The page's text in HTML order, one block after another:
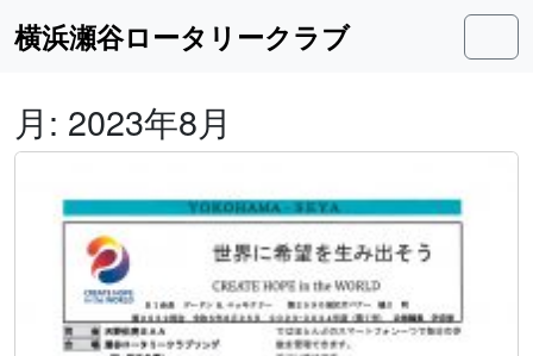
横浜瀬谷ロータリークラブ
月: 2023年8月